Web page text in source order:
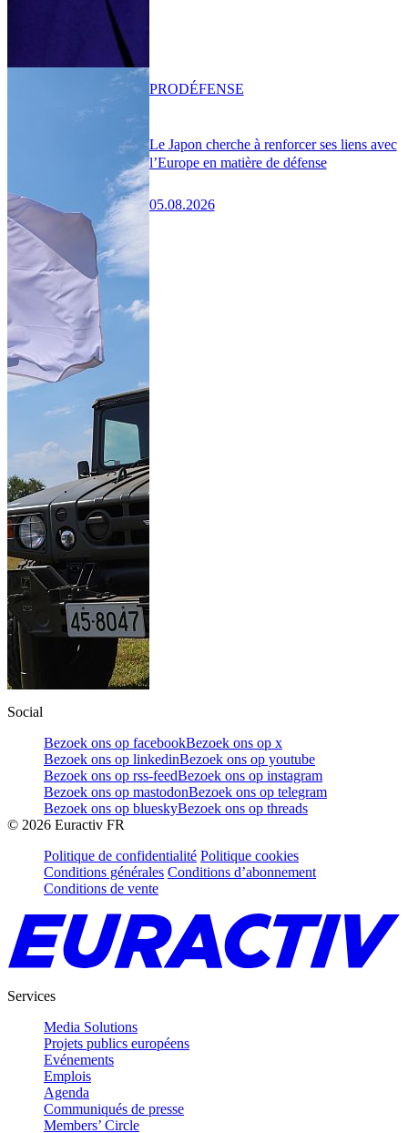
Le Japon cherche à renforcer ses liens avec
l’Europe en matière de défense
05.08.2026
PRODÉFENSE
Social
Bezoek ons op facebookBezoek ons op x
Bezoek ons op linkedinBezoek ons op youtube
Bezoek ons op rss-feedBezoek ons op instagram
Bezoek ons op mastodonBezoek ons op telegram
Bezoek ons op blueskyBezoek ons op threads
© 2026 Euractiv FR
Politique de confidentialité Politique cookies
Conditions générales Conditions d’abonnement
Conditions de vente
Services
Media Solutions
Projets publics européens
Evénements
Emplois
Agenda
Communiqués de presse
Members’ Circle